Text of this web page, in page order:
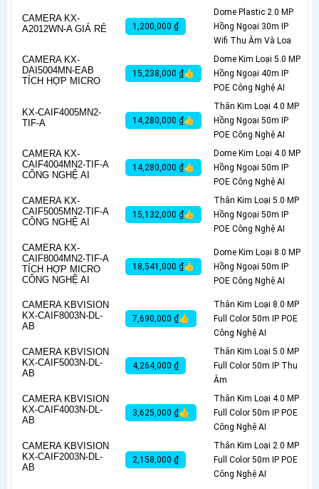
CAMERA KX-
A2012WN-A GIÁ RẺ
1,200,000 ₫
Dome Plastic 2.0 MP
Hồng Ngoại 30m IP
Wifi Thu Âm Và Loa
CAMERA KX-
DAI5004MN-EAB
TÍCH HỢP MICRO
15,238,000 ₫👍
Dome Kim Loại 5.0 MP
Hồng Ngoại 40m IP
POE Công Nghệ AI
KX-CAIF4005MN2-
TIF-A
14,280,000 ₫👍
Thân Kim Loại 4.0 MP
Hồng Ngoại 50m IP
POE Công Nghệ AI
CAMERA KX-
CAIF4004MN2-TIF-A
CÔNG NGHỆ AI
14,280,000 ₫👍
Dome Kim Loại 4.0 MP
Hồng Ngoại 50m IP
POE Công Nghệ AI
CAMERA KX-
CAIF5005MN2-TIF-A
CÔNG NGHỆ AI
15,132,000 ₫👍
Thân Kim Loại 5.0 MP
Hồng Ngoại 50m IP
POE Công Nghệ AI
CAMERA KX-
CAIF8004MN2-TIF-A
TÍCH HỢP MICRO
CÔNG NGHỆ AI
18,541,000 ₫👍
Dome Kim Loại 8.0 MP
Hồng Ngoại 50m IP
POE Công Nghệ AI
CAMERA KBVISION
KX-CAIF8003N-DL-
AB
7,690,000 ₫👍
Thân Kim Loại 8.0 MP
Full Color 50m IP POE
Công Nghệ AI
CAMERA KBVISION
KX-CAIF5003N-DL-
AB
4,264,000 ₫
Thân Kim Loại 5.0 MP
Full Color 50m IP Thu
Âm
CAMERA KBVISION
KX-CAIF4003N-DL-
AB
3,625,000 ₫👍
Thân Kim Loại 4.0 MP
Full Color 50m IP POE
Công Nghệ AI
CAMERA KBVISION
KX-CAIF2003N-DL-
AB
2,158,000 ₫
Thân Kim Loại 2.0 MP
Full Color 50m IP POE
Công Nghệ AI